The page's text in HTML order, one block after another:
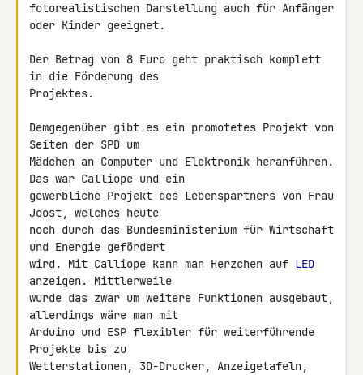
fotorealistischen Darstellung auch für Anfänger
oder Kinder geeignet.
Der Betrag von 8 Euro geht praktisch komplett
in die Förderung des
Projektes.
Demgegenüber gibt es ein promotetes Projekt von
Seiten der SPD um
Mädchen an Computer und Elektronik heranführen.
Das war Calliope und ein
gewerbliche Projekt des Lebenspartners von Frau
Joost, welches heute
noch durch das Bundesministerium für Wirtschaft
und Energie gefördert
wird. Mit Calliope kann man Herzchen auf LED
anzeigen. Mittlerweile
wurde das zwar um weitere Funktionen ausgebaut,
allerdings wäre man mit
Arduino und ESP flexibler für weiterführende
Projekte bis zu
Wetterstationen, 3D-Drucker, Anzeigetafeln,